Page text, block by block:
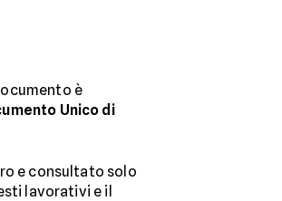
è
Unico di
e consultato solo
lavorativi e il